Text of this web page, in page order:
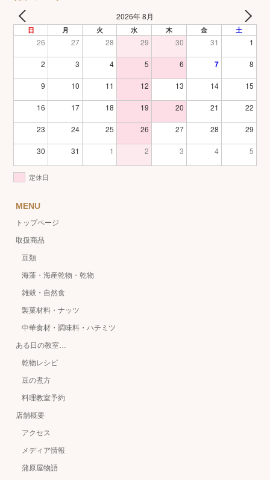
2026年 8月
日 月 火 水 木 金 土
26 27 28 29 30 31 1
2 3 4 5 6 7 8
9 10 11 12 13 14 15
16 17 18 19 20 21 22
23 24 25 26 27 28 29
30 31 1 2 3 4 5
定休日
MENU
トップページ
取扱商品
豆類
海藻・海産乾物・乾物
雑穀・自然食
製菓材料・ナッツ
中華食材・調味料・ハチミツ
ある日の教室…
乾物レシピ
豆の煮方
料理教室予約
店舗概要
アクセス
メディア情報
蒲原屋物語